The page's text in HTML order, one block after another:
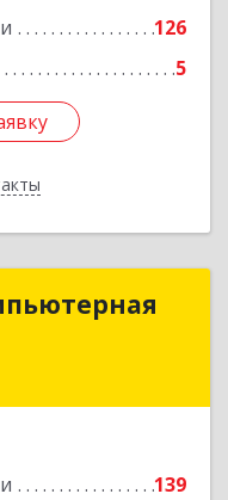
126
5
Подробнее
139
Подробнее